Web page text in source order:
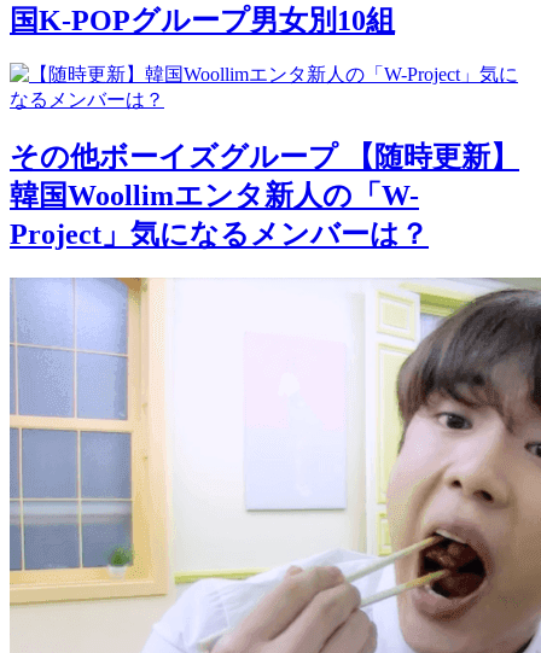
国K-POPグループ男女別10組
その他ボーイズグループ【随時更新】
韓国Woollimエンタ新人の「W-
Project」気になるメンバーは？